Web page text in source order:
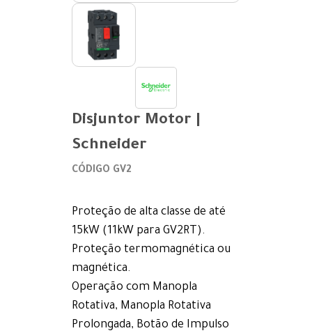
Disjuntor Motor |
Schneider
CÓDIGO GV2
Proteção de alta classe de até
15kW (11kW para GV2RT).
Proteção termomagnética ou
magnética.
Operação com Manopla
Rotativa, Manopla Rotativa
Prolongada, Botão de Impulso